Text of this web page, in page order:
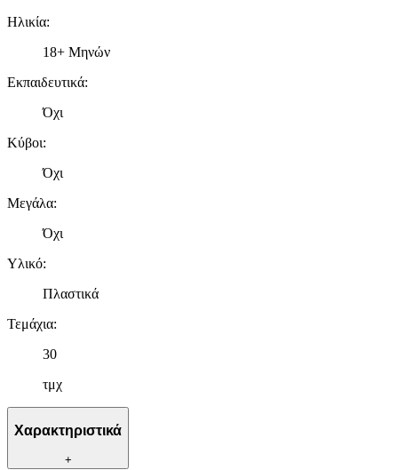
Ηλικία:
18+ Μηνών
Εκπαιδευτικά:
Όχι
Κύβοι:
Όχι
Μεγάλα:
Όχι
Υλικό:
Πλαστικά
Τεμάχια:
30
τμχ
Χαρακτηριστικά
+